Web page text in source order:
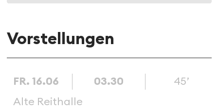
Vorstellungen
FR. 16.06 03.30
45’
Alte Reithalle